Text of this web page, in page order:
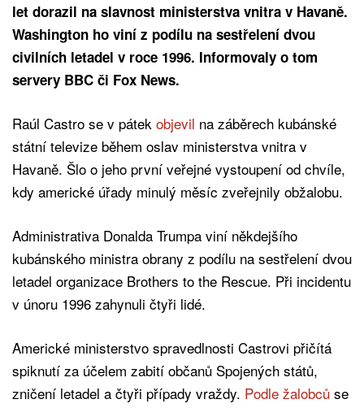
let dorazil na slavnost ministerstva vnitra v Havaně.
Washington ho viní z podílu na sestřelení dvou
civilních letadel v roce 1996. Informovaly o tom
servery BBC či Fox News.
Raúl Castro se v pátek objevil na záběrech kubánské
státní televize během oslav ministerstva vnitra v
Havaně. Šlo o jeho první veřejné vystoupení od chvíle,
kdy americké úřady minulý měsíc zveřejnily obžalobu.
Administrativa Donalda Trumpa viní někdejšího
kubánského ministra obrany z podílu na sestřelení dvou
letadel organizace Brothers to the Rescue. Při incidentu
v únoru 1996 zahynuli čtyři lidé.
Americké ministerstvo spravedlnosti Castrovi přičítá
spiknutí za účelem zabití občanů Spojených států,
zničení letadel a čtyři případy vraždy. Podle žalobců se